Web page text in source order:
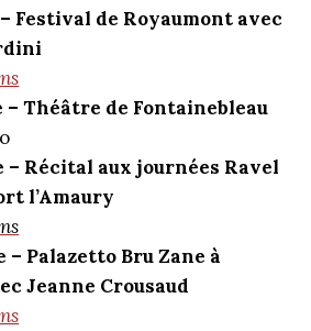
Festival de Royaumont avec
– Théâtre de Fontainebleau
– Récital aux journées Ravel
l’Amaury
– Palazetto Bru Zane à
Jeanne Crousaud